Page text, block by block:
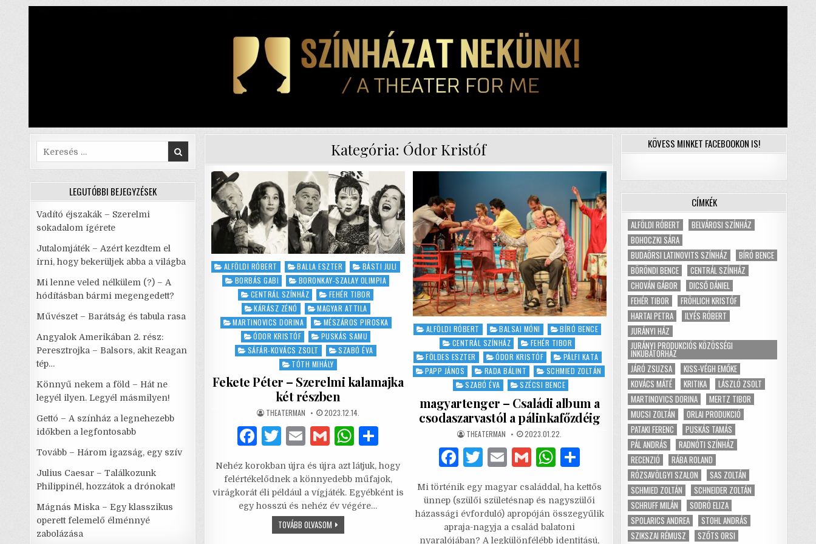
Kategória: Ódor Kristóf
Posted
ALFÖLDI RÓBERT BALLA ESZTER
BÁSTI JULI
BORBÁS GABI
BORONKAY-SZALAY OLIMPIA
CENTRÁL SZÍNHÁZ
FEHÉR TIBOR
KÁRÁSZ ZÉNÓ
MAGYAR ATTILA
MARTINOVICS DORINA
MÉSZÁROS PIROSKA
ÓDOR KRISTÓF
PUSKÁS SAMU
SÁFÁR-KOVÁCS ZSOLT
SZABÓ ÉVA
TÓTH MIHÁLY
Fekete Péter – Szerelmi kalamajka
két részben
AUTHOR:
THEATERMAN PUBLISHED
DATE:
2023.12.14.
F
c
e
b
o
T
it
te
r
E
ai
l
G
ai
l
W
at
s
A
ar
e
Nehéz korokban újra és újra azt látjuk, hogy
felértékelődnek a könnyedebb műfajok,
virágkorát éli például a vígjáték. Egyébként is
egy hosszú és nehéz év végére…
TOVÁBB OLVASOMFEKETE
PÉTER
Posted
ALFÖLDI RÓBERT BALSAI MÓNI
BÍRÓ BENCE
CENTRÁL SZÍNHÁZ
FEHÉR TIBOR
FÖLDES ESZTER
ÓDOR KRISTÓF
PÁLFI KATA
PAPP JÁNOS
RADA BÁLINT
SCHMIED ZOLTÁN
SZABÓ ÉVA
SZÉCSI BENCE
magyartenger – Családi album a
csodaszarvastól a pálinkafőzdéig
AUTHOR:
THEATERMAN PUBLISHED
DATE:
2023.01.22.
F
c
e
b
T
it
te
r
E
ai
l
G
ai
l
W
at
s
A
ar
e
Mi történik egy magyar családdal, ha kettős
ünnep (szülői születésnap és nagyszülői
házassági évforduló) apropóján összegyűlik
apraja-nagyja a család balatoni
nyaralójában? A legkülönfélébb identitású,
Search
for:
LEGUTÓBBI BEJEGYZÉSEK
Vadító éjszakák – Szerelmi
sokadalom ígérete
Jutalomjáték – Azért kezdtem el
írni, hogy bekerüljek abba a világba
Mi lenne veled nélkülem (?) – A
hódításban bármi megengedett?
Művészet – Barátság és tabula rasa
Angyalok Amerikában 2. rész:
Peresztrojka – Balsors, akit Reagan
tép…
Könnyű nekem a föld – Hát ne
legyél ilyen. Legyél másmilyen!
Gettó – A színház a legnehezebb
időkben a legfontosabb
Tovább – Három igazság, egy szív
Julius Caesar – Találkozunk
Philippinél, hozzátok a drónokat!
Mágnás Miska – Egy klasszikus
operett felemelő élménnyé
zabolázása
KÖVESS MINKET FACEBOOKON IS!
CÍMKÉK
ALFÖLDI RÓBERT
BELVÁROSI SZÍNHÁZ
BOHOCZKI SÁRA
BUDAÖRSI LATINOVITS SZÍNHÁZ
BÍRÓ BENCE
BÖRÖNDI BENCE
CENTRÁL SZÍNHÁZ
CHOVÁN GÁBOR
DICSŐ DÁNIEL
FEHÉR TIBOR
FRÖHLICH KRISTÓF
HARTAI PETRA
ILYÉS RÓBERT
JURÁNYI HÁZ
JURÁNYI PRODUKCIÓS KÖZÖSSÉGI
INKUBÁTORHÁZ
JÁRÓ ZSUZSA
KISS-VÉGH EMŐKE
KOVÁCS MÁTÉ
KRITIKA
LÁSZLÓ ZSOLT
MARTINOVICS DORINA
MERTZ TIBOR
MUCSI ZOLTÁN
ORLAI PRODUKCIÓ
PATAKI FERENC
PUSKÁS TAMÁS
PÁL ANDRÁS
RADNÓTI SZÍNHÁZ
RECENZIÓ
RÁBA ROLAND
RÓZSAVÖLGYI SZALON
SAS ZOLTÁN
SCHMIED ZOLTÁN
SCHNEIDER ZOLTÁN
SCHRUFF MILÁN
SODRÓ ELIZA
SPOLARICS ANDREA
STOHL ANDRÁS
SZIKSZAI RÉMUSZ
SZŐTS ORSI